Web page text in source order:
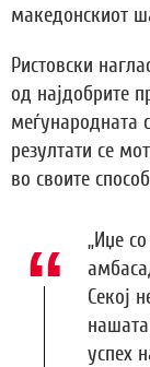
македонскиот
Ристовски
од најдобрите
меѓународната
резултати се
во своите
„Иџе
Секој
успех